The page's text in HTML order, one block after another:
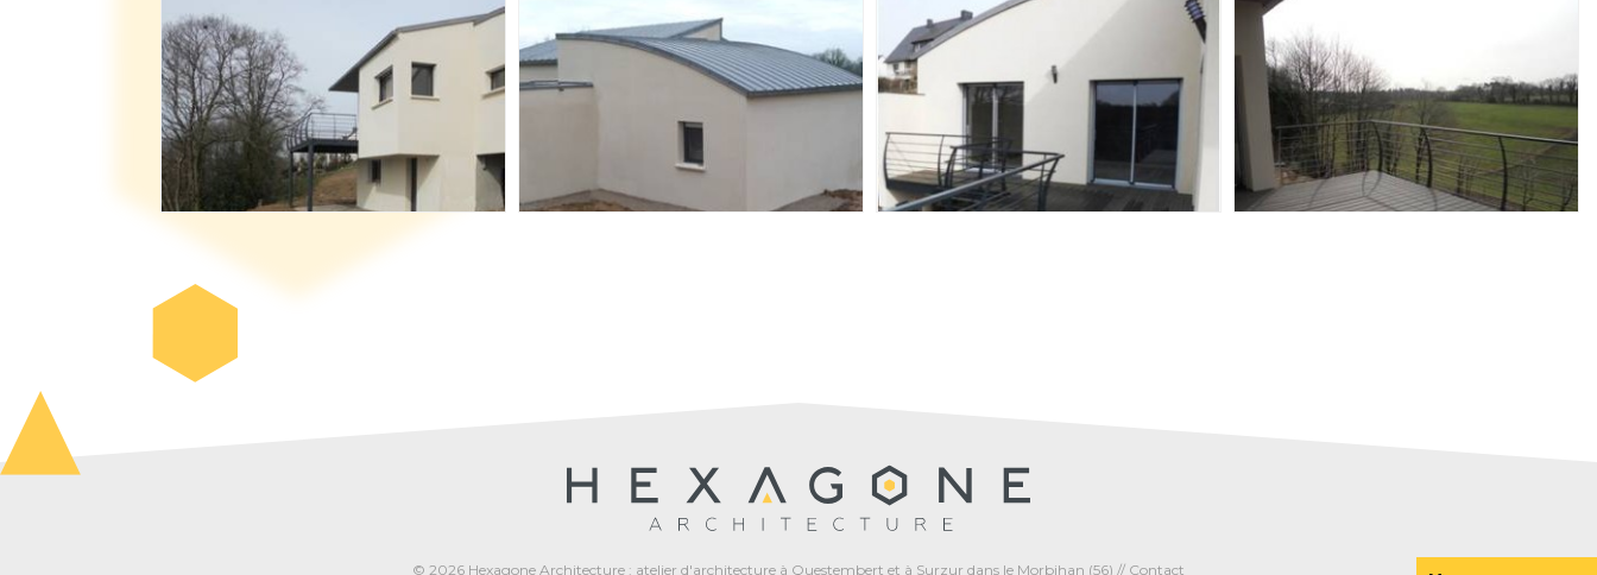
© 2026 Hexagone Architecture : atelier d'architecture à Questembert et à Surzur dans le Morbihan (56) // Contact